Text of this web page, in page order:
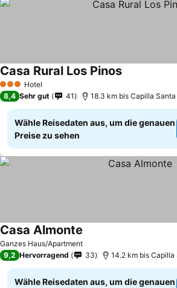
3 SterneHotel
Casa Rural Los PinosPreise sehen
8,4 Sehr gut 41 18.3 km bis Capilla
Wähle Reisedaten aus, um die genauen
Preise zu sehen
Ganzes Haus/Apartment
Casa Almonte
9,2 Hervorragend 33 14.2 km bis
Wähle Reisedaten aus, um die genauen